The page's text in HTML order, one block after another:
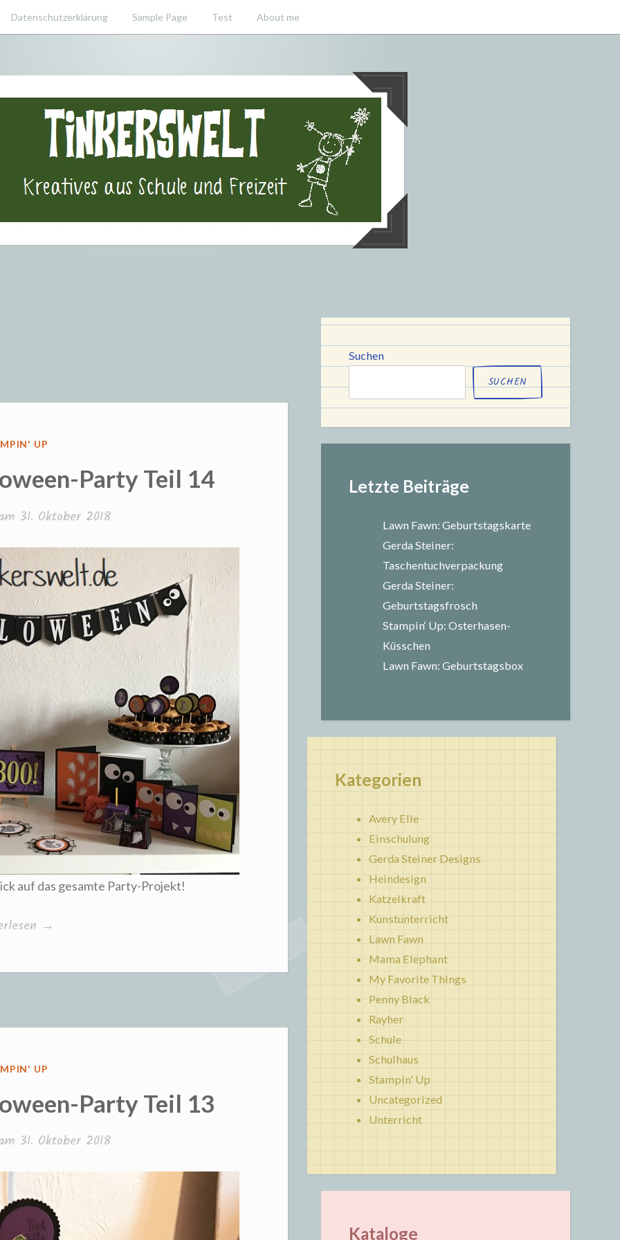
Datenschutzerklärung Sample Page Test About me
– Kreatives aus
und Schule
UP
Party Teil 14
31. Oktober 2018
auf das gesamte Party-Projekt!
→
UP
Party Teil 13
31. Oktober 2018
Suchen
SUCHEN
Letzte Beiträge
Lawn Fawn: Geburtstagskarte
Gerda Steiner:
Taschentuchverpackung
Gerda Steiner:
Geburtstagsfrosch
Stampin‘ Up: Osterhasen-
Küsschen
Lawn Fawn: Geburtstagsbox
Kategorien
Avery Elle
Einschulung
Gerda Steiner Designs
Heindesign
Katzelkraft
Kunstunterricht
Lawn Fawn
Mama Elephant
My Favorite Things
Penny Black
Rayher
Schule
Schulhaus
Stampin' Up
Uncategorized
Unterricht
Kataloge